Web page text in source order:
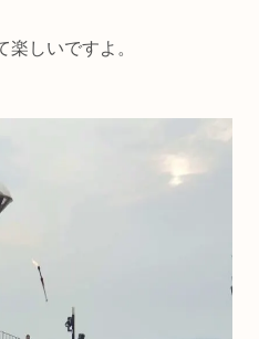
楽しいですよ。